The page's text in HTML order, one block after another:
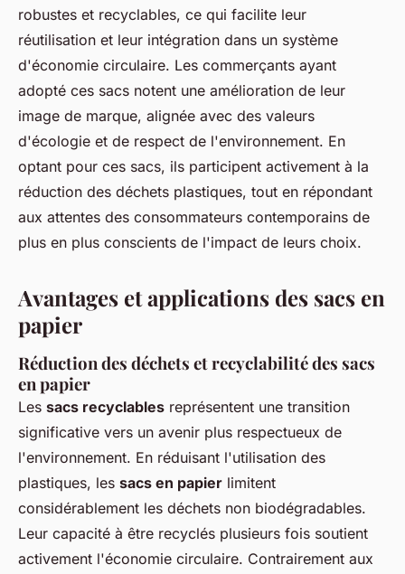
robustes et recyclables, ce qui facilite leur
réutilisation et leur intégration dans un système
d'économie circulaire. Les commerçants ayant
adopté ces sacs notent une amélioration de leur
image de marque, alignée avec des valeurs
d'écologie et de respect de l'environnement. En
optant pour ces sacs, ils participent activement à la
réduction des déchets plastiques, tout en répondant
aux attentes des consommateurs contemporains de
plus en plus conscients de l'impact de leurs choix.
Avantages et applications des sacs en
papier
Réduction des déchets et recyclabilité des sacs
en papier
Les sacs recyclables représentent une transition
significative vers un avenir plus respectueux de
l'environnement. En réduisant l'utilisation des
plastiques, les sacs en papier limitent
considérablement les déchets non biodégradables.
Leur capacité à être recyclés plusieurs fois soutient
activement l'économie circulaire. Contrairement aux